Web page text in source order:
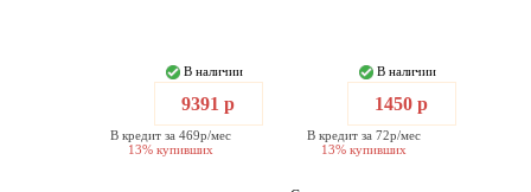
В наличии
9391 р
В кредит за 469р/мес
13% купивших
В наличии
1450 р
В кредит за 72р/мес
13% купивших